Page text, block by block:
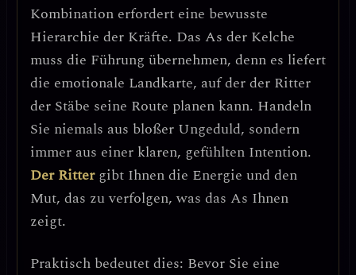
Kombination erfordert eine bewusste
Hierarchie der Kräfte. Das As der Kelche
muss die Führung übernehmen, denn es liefert
die emotionale Landkarte, auf der der Ritter
der Stäbe seine Route planen kann. Handeln
Sie niemals aus bloßer Ungeduld, sondern
immer aus einer klaren, gefühlten Intention.
Der Rittergibt Ihnen die Energie und den
Mut, das zu verfolgen, was das As Ihnen
zeigt.
Praktisch bedeutet dies: Bevor Sie eine